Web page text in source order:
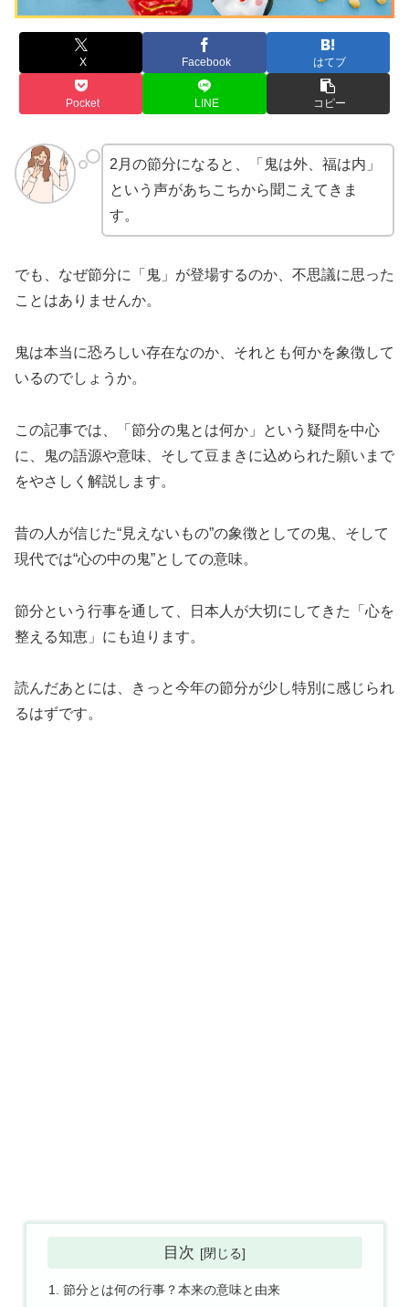
X Facebook はてブ
Pocket LINE コピー
2月の節分になると、「鬼は外、福は内」
という声があちこちから聞こえてきま
す。
でも、なぜ節分に「鬼」が登場するのか、不思議に思った
ことはありませんか。
鬼は本当に恐ろしい存在なのか、それとも何かを象徴して
いるのでしょうか。
この記事では、「節分の鬼とは何か」という疑問を中心
に、鬼の語源や意味、そして豆まきに込められた願いまで
をやさしく解説します。
昔の人が信じた“見えないもの”の象徴としての鬼、そして
現代では“心の中の鬼”としての意味。
節分という行事を通して、日本人が大切にしてきた「心を
整える知恵」にも迫ります。
読んだあとには、きっと今年の節分が少し特別に感じられ
るはずです。
目次
節分とは何の行事？本来の意味と由来